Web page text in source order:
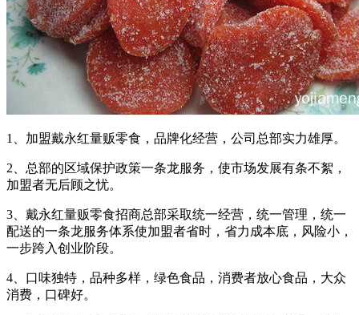
1、加盟戴永红量贩零食，品牌化经营，公司总部实力雄厚。
2、总部的区域保护政策一条龙服务，使市场发展有条不絮，
加盟者无后顾之忧。
3、戴永红量贩零食招商总部采取统一经营，统一管理，统一
配送的一条龙服务体系使加盟者省时，省力成本底，风险小，
一步跨入创业阶段。
4、口味独特，品种多样，绿色食品，消费者放心食品，大众
消费，口碑好。